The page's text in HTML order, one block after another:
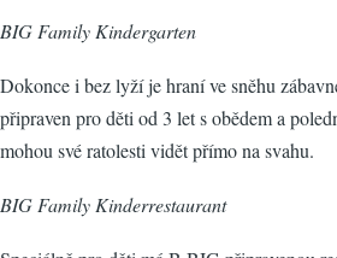
BIG Family Kindergarten
Dokonce i bez lyží je hraní ve sněhu
připraven pro děti od 3 let s obědem a
mohou své ratolesti vidět přímo na svahu.
BIG Family Kinderrestaurant